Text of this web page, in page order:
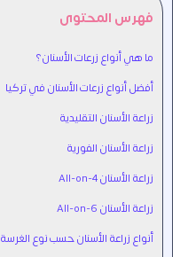
فهرس المحتوى
ما هي أنواع زرعات الأسنان؟
أفضل أنواع زرعات الأسنان في تركيا
زراعة الأسنان التقليدية
زراعة الأسنان الفورية
زراعة الأسنان All-on-4
زراعة الأسنان All-on-6
أنواع زراعة الأسنان حسب نوع الغرسة